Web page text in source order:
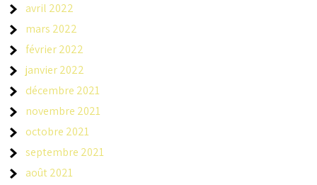
avril 2022
mars 2022
février 2022
janvier 2022
décembre 2021
novembre 2021
octobre 2021
septembre 2021
août 2021